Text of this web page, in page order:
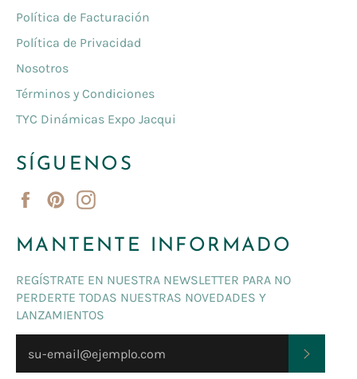
Política de Facturación
Política de Privacidad
Nosotros
Términos y Condiciones
TYC Dinámicas Expo Jacqui
SÍGUENOS
FacebookPinterest
MANTENTE INFORMADO
REGÍSTRATE EN NUESTRA NEWSLETTER PARA NO
PERDERTE TODAS NUESTRAS NOVEDADES Y
LANZAMIENTOS